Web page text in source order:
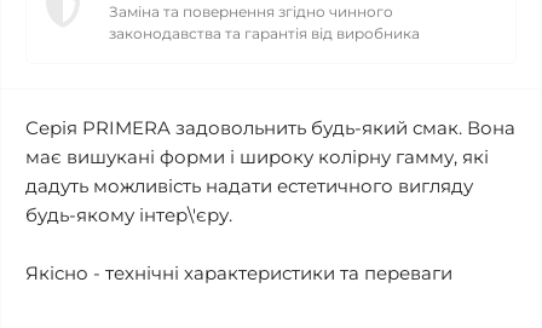
Заміна та повернення згідно чинного
законодавства та гарантія від виробника
Серія PRIMERA задовольнить будь-який смак. Вона
має вишукані форми і широку колірну гамму, які
дадуть можливість надати естетичного вигляду
будь-якому інтер\'єру.
Якісно - технічні характеристики та переваги